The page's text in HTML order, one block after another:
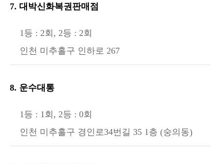
7. 대박신화복권판매점
1등 : 2회, 2등 : 2회
인천 미추홀구 인하로 267
8. 운수대통
1등 : 1회, 2등 : 0회
인천 미추홀구 경인로34번길 35 1층 (숭의동)